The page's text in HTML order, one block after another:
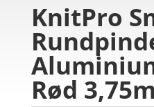
KnitPro
Rød